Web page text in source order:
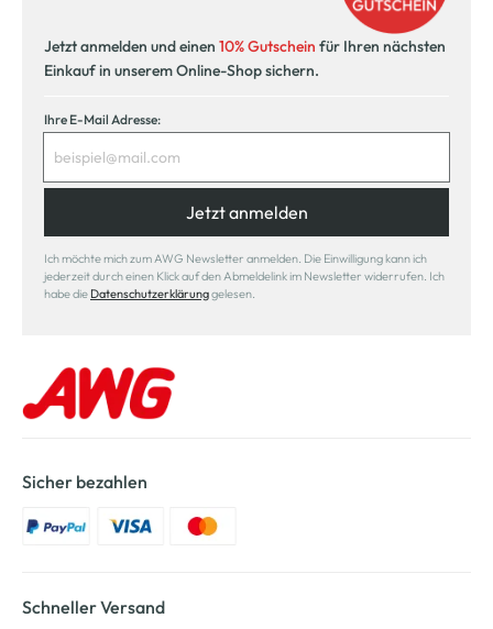
Jetzt anmelden und einen 10% Gutschein für Ihren nächsten
Einkauf in unserem Online-Shop sichern.
Ihre E-Mail Adresse:
Jetzt anmelden
Ich möchte mich zum AWG Newsletter anmelden. Die Einwilligung kann ich
jederzeit durch einen Klick auf den Abmeldelink im Newsletter widerrufen. Ich
habe die Datenschutzerklärunggelesen.
Sicher bezahlen
Schneller Versand